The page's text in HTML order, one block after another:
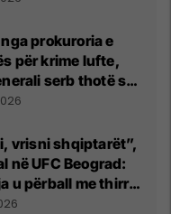
prokuroria e
për krime lufte,
serb thotë se
tradhtoi në
vrisni shqiptarët”,
në UFC Beograd:
u përball me thirrje
nga